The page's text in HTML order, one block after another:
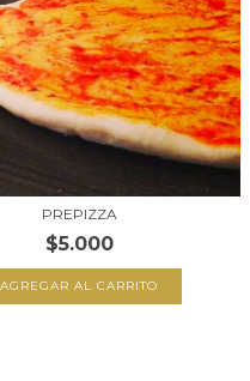
PREPIZZA
$5.000
AGREGAR AL CARRITO